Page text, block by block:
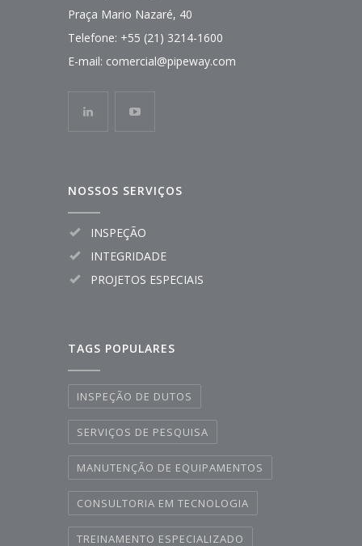
Praça Mario Nazaré, 40
Telefone: +55 (21) 3214-1600
E-mail: comercial@pipeway.com
NOSSOS SERVIÇOS
INSPEÇÃO
INTEGRIDADE
PROJETOS ESPECIAIS
TAGS POPULARES
INSPEÇÃO DE DUTOS
SERVIÇOS DE PESQUISA
MANUTENÇÃO DE EQUIPAMENTOS
CONSULTORIA EM TECNOLOGIA
TREINAMENTO ESPECIALIZADO